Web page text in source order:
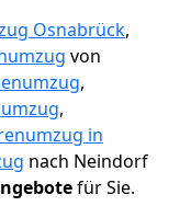
Osnabrück,
von
,
,
in
nach Neindorf
für Sie.